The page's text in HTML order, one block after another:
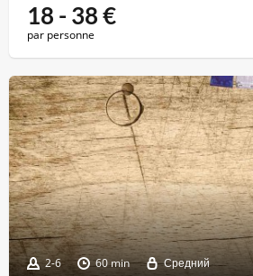
18 - 38€
par personne
2-6 60 min Средний